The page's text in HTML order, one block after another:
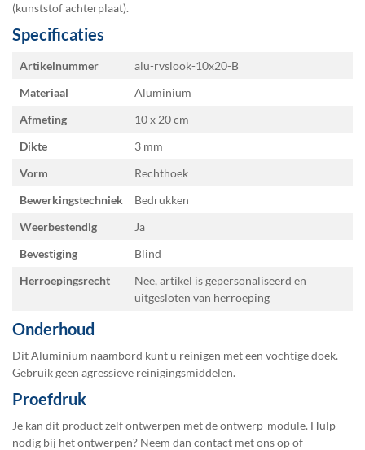
(kunststof achterplaat).
Specificaties
Specificaties
Artikelnummer
alu-rvslook-10x20-B
Materiaal
Aluminium
Afmeting
10 x 20
Dikte
3 mm
Vorm
Rechthoek
Bewerkingstechniek
Bedrukken
Weerbestendig
Ja
Bevestiging
Blind
Herroepingsrecht
Nee, artikel is gepersonaliseerd en
uitgesloten van herroeping
Onderhoud
Dit Aluminium naambord kunt u reinigen met een vochtige doek.
Gebruik geen agressieve reinigingsmiddelen.
Proefdruk
Je kan dit product zelf ontwerpen met de ontwerp-module. Hulp
nodig bij het ontwerpen? Neem dan contact met ons op of